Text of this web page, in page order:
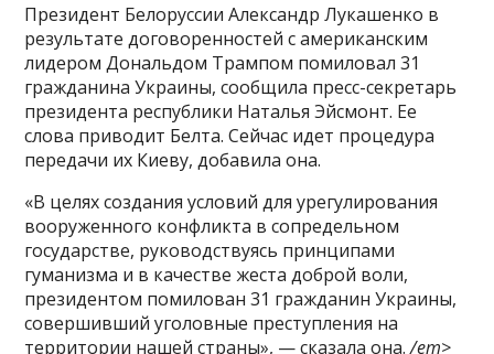
Президент Белоруссии Александр Лукашенко в
результате договоренностей с американским
лидером Дональдом Трампом помиловал 31
гражданина Украины, сообщила пресс-секретарь
президента республики Наталья Эйсмонт. Ее
слова приводит Белта. Сейчас идет процедура
передачи их Киеву, добавила она.
«В целях создания условий для урегулирования
вооруженного конфликта в сопредельном
государстве, руководствуясь принципами
гуманизма и в качестве жеста доброй воли,
президентом помилован 31 гражданин Украины,
совершивший уголовные преступления на
территории нашей страны», — сказала она./em>